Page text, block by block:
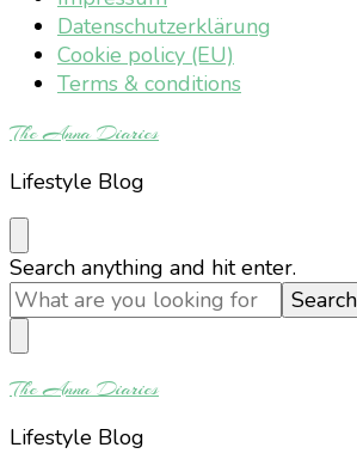
Datenschutzerklärung
Cookie policy (EU)
Terms & conditions
The Anna Diaries
Lifestyle Blog
Looking
for
Something?
Search anything and hit enter.
The Anna Diaries
Lifestyle Blog